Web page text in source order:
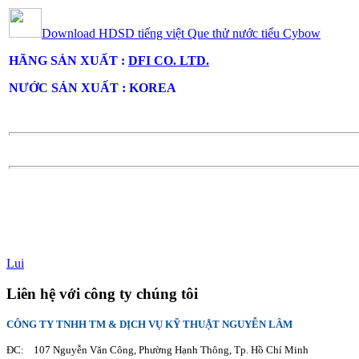
Download HDSD tiếng việt Que thử nước tiểu Cybow
HÃNG SẢN XUẤT : DFI CO. LTD.
NƯỚC SẢN XUẤT : KOREA
Lui
Liên hệ với công ty chúng tôi
CÔNG TY TNHH TM & DỊCH VỤ KỸ THUẬT NGUYỄN LÂM
ĐC: 107 Nguyễn Văn Công, Phường Hạnh Thông, Tp. Hồ Chí Minh